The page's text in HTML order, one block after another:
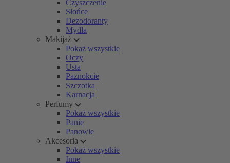
Czyszczenie
Słońce
Dezodoranty
Mydła
Makijaż
Pokaż wszystkie
Oczy
Usta
Paznokcie
Szczotka
Karnacja
Perfumy
Pokaż wszystkie
Panie
Panowie
Akcesoria
Pokaż wszystkie
Inne